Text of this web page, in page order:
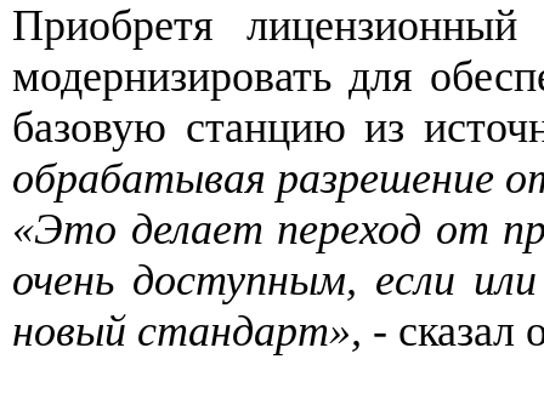
Приобретя
модернизировать для
базовую станцию ​​из
обрабатывая разрешение
«Это делает переход от
очень доступным, если
новый стандарт», - сказал